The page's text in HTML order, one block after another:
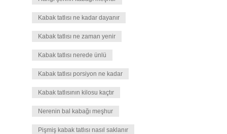
Kabak tatlısı ne kadar dayanır
Kabak tatlısı ne zaman yenir
Kabak tatlısı nerede ünlü
Kabak tatlısı porsiyon ne kadar
Kabak tatlısının kilosu kaçtır
Nerenin bal kabağı meşhur
Pişmiş kabak tatlısı nasıl saklanır